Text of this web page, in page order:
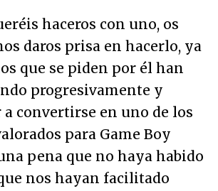
haceros con uno, os
daros prisa en hacerlo, ya
que se piden por él han
progresivamente y
convertirse en uno de los
para Game Boy
pena que no haya habido
nos hayan facilitado